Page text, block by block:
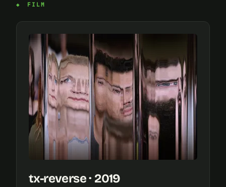
FILM
tx-reverse · 2019